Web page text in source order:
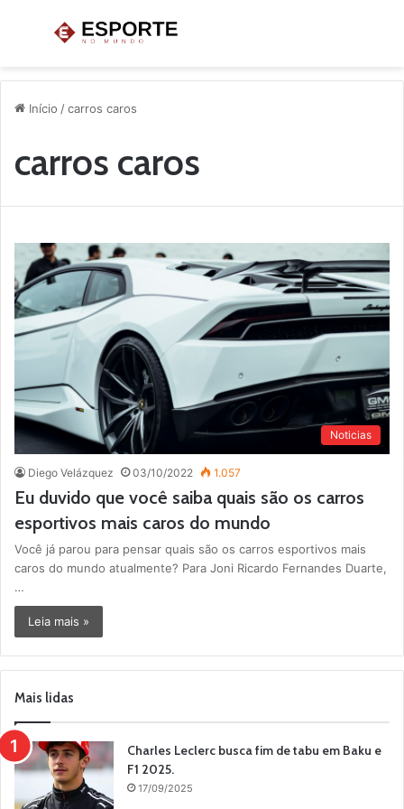
Menu
Início /carros caros
carros caros
Noticias
Diego Velázquez 03/10/2022 1.057
Eu duvido que você saiba quais são os carros
esportivos mais caros do mundo
Você já parou para pensar quais são os carros esportivos mais
caros do mundo atualmente? Para Joni Ricardo Fernandes Duarte,
…
Leia mais »
Mais lidas
Charles Leclerc busca fim de tabu em Baku e
F1 2025.
17/09/2025